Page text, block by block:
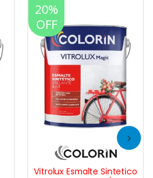
20%
OFF
Vitrolux Esmalte Sintetico